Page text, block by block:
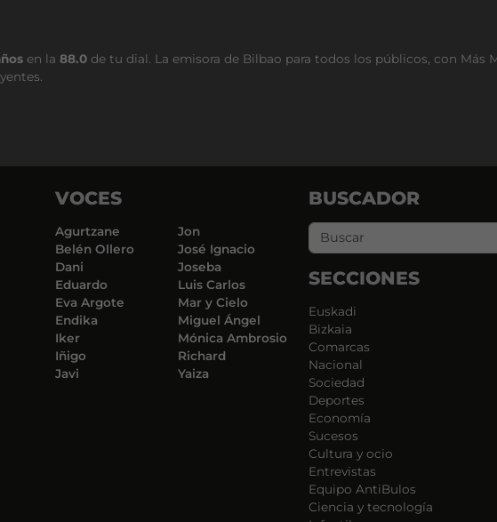
en la 88.0 de tu dial. La emisora de Bilbao para todos los públicos, con Más
VOCES
Agurtzane
Belén Ollero
Dani
Eduardo
Eva Argote
Endika
Iker
Iñigo
Javi
Jon
José Ignacio
Joseba
Luis Carlos
Mar y Cielo
Miguel Ángel
Mónica Ambrosio
Richard
Yaiza
BUSCADOR
SECCIONES
Euskadi
Bizkaia
Comarcas
Nacional
Sociedad
Deportes
Economía
Sucesos
Cultura y ocio
Entrevistas
Equipo AntiBulos
Ciencia y tecnología